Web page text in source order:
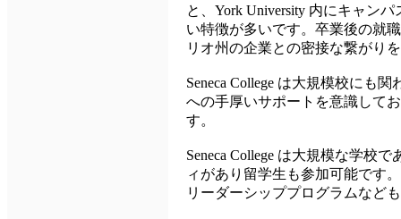
と、York University 内にキャン
い特徴が多いです。卒業後の就
リオ州の企業との密接な繋がり
Seneca College は大規模校にも
への手厚いサポートを意識して
す。
Seneca College は大規模な学校
ィがあり留学生も参加可能です
リーダーシッププログラムなど